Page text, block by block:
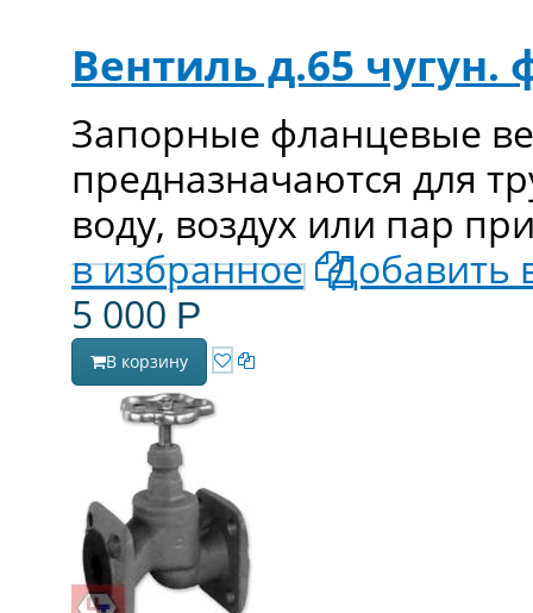
Вентиль д.65 чугун.
Запорные фланцевые
предназначаются для
воду, воздух или пар
в избранное Добавить
5 000 Р
В корзину